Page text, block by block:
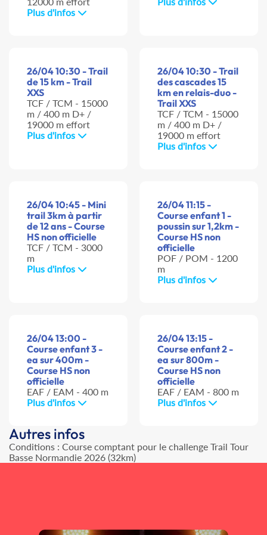
Plus d'infos
26/04 10:30 - Trail
de 15 km - Trail
XXS
TCF / TCM - 15000
m / 400 m D+ /
19000 m effort
Plus d'infos
26/04 10:30 - Trail
des cascades 15
km en relais-duo -
Trail XXS
TCF / TCM - 15000
m / 400 m D+ /
19000 m effort
Plus d'infos
26/04 10:45 - Mini
trail 3km à partir
de 12 ans - Course
HS non officielle
TCF / TCM - 3000
m
Plus d'infos
26/04 11:15 -
Course enfant 1 -
poussin sur 1,2km -
Course HS non
officielle
POF / POM - 1200
m
Plus d'infos
26/04 13:00 -
Course enfant 3 -
ea sur 400m -
Course HS non
officielle
EAF / EAM - 400 m
Plus d'infos
26/04 13:15 -
Course enfant 2 -
ea sur 800m -
Course HS non
officielle
EAF / EAM - 800 m
Plus d'infos
Autres infos
Conditions : Course comptant pour le challenge Trail Tour
Basse Normandie 2026 (32km)